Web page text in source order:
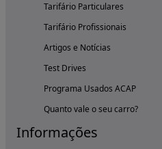
Tarifário Particulares
Tarifário Profissionais
Artigos e Notícias
Test Drives
Programa Usados ACAP
Quanto vale o seu carro?
Informações